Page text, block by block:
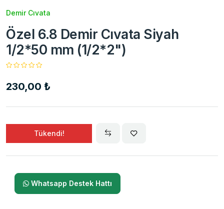
Demir Cıvata
Özel 6.8 Demir Cıvata Siyah
1/2*50 mm (1/2*2")
230,00 ₺
Tükendi!
Whatsapp Destek Hattı